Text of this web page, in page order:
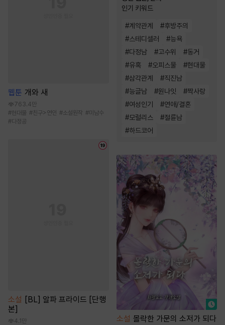
웹툰 개와 새
763.4만
#현대물 #친구>연인 #소설원작 #미남수
#다정공
소설 [BL] 알파 프라이드 [단행
본]
4.1만
인기 키워드
#계약관계 #후방주의
#스테디셀러 #능욕
#다정남 #고수위 #동거
#유혹 #오피스물 #현대물
#삼각관계 #직진남
#능글남 #원나잇 #짝사랑
#여성인기 #연애/결혼
#모럴리스 #절륜남
#하드코어
소설 몰락한 가문의 소저가 되다